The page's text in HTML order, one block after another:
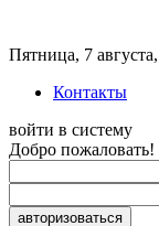
Пятница, 7
Контакты
войти в систему
Добро